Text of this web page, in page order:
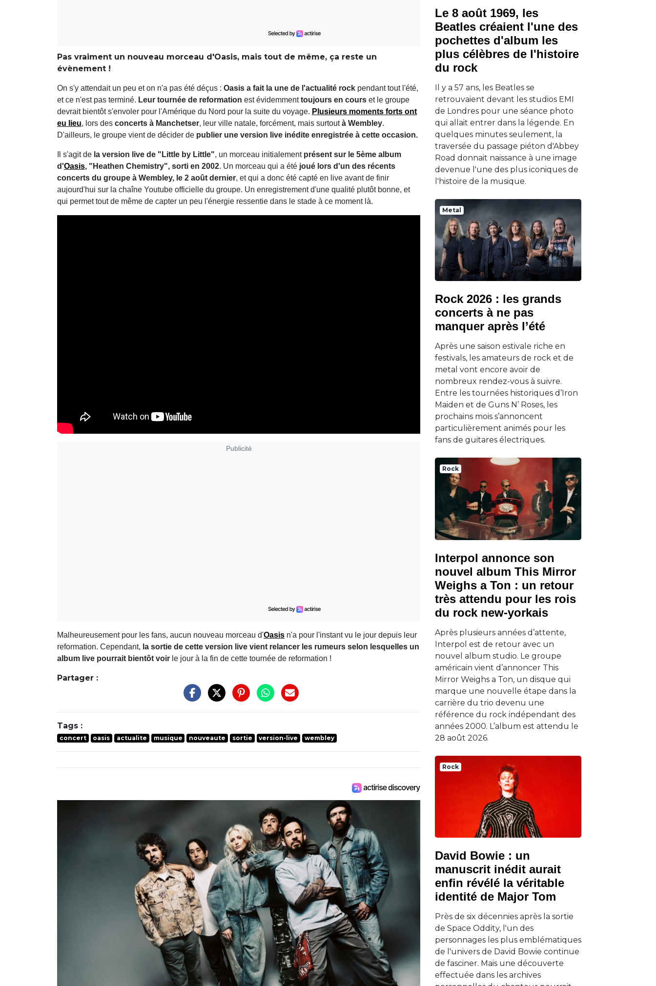
Pas vraiment un nouveau morceau d'Oasis, mais tout de même, ça reste un
évènement !
On s'y attendait un peu et on n'a pas été déçus : Oasis a fait la une de l'actualité rock pendant tout l'été,
et ce n'est pas terminé. Leur tournée de reformation est évidemmenttoujours en cours et le groupe
devrait bientôt s'envoler pour l'Amérique du Nord pour la suite du voyage. Plusieurs moments forts ont
eu lieu, lors des concerts à Manchetser, leur ville natale, forcément, mais surtoutà Wembley.
D'ailleurs, le groupe vient de décider de publier une version live inédite enregistrée à cette occasion.
Il s'agit de la version live de "Little by Little", un morceau initialementprésent sur le 5ème album
d'Oasis, "Heathen Chemistry", sorti en 2002. Un morceau qui a été joué lors d'un des récents
concerts du groupe à Wembley, le 2 août dernier, et qui a donc été capté en live avant de finir
aujourd'hui sur la chaîne Youtube officielle du groupe. Un enregistrement d'une qualité plutôt bonne, et
qui permet tout de même de capter un peu l'énergie ressentie dans le stade à ce moment là.
Publicité
Malheureusement pour les fans, aucun nouveau morceau d'Oasis n'a pour l'instant vu le jour depuis leur
reformation. Cependant, la sortie de cette version live vient relancer les rumeurs selon lesquelles un
album live pourrait bientôt voir le jour à la fin de cette tournée de reformation !
Partager :
Tags :
concert oasis actualite musique nouveaute sortie version-live wembley
Le 8 août 1969, les
Beatles créaient l'une des
pochettes d'album les
plus célèbres de l'histoire
du rock
Il y a 57 ans, les Beatles se
retrouvaient devant les studios EMI
de Londres pour une séance photo
qui allait entrer dans la légende. En
quelques minutes seulement, la
traversée du passage piéton d'Abbey
Road donnait naissance à une image
devenue l'une des plus iconiques de
l'histoire de la musique.
Metal
Rock 2026 : les grands
concerts à ne pas
manquer après l’été
Après une saison estivale riche en
festivals, les amateurs de rock et de
metal vont encore avoir de
nombreux rendez-vous à suivre.
Entre les tournées historiques d’Iron
Maiden et de Guns N’ Roses, les
prochains mois s’annoncent
particulièrement animés pour les
fans de guitares électriques.
Rock
Interpol annonce son
nouvel album This Mirror
Weighs a Ton : un retour
très attendu pour les rois
du rock new-yorkais
Après plusieurs années d’attente,
Interpol est de retour avec un
nouvel album studio. Le groupe
américain vient d’annoncer This
Mirror Weighs a Ton, un disque qui
marque une nouvelle étape dans la
carrière du trio devenu une
référence du rock indépendant des
années 2000. L’album est attendu le
28 août 2026.
Rock
David Bowie : un
manuscrit inédit aurait
enfin révélé la véritable
identité de Major Tom
Près de six décennies après la sortie
de Space Oddity, l'un des
personnages les plus emblématiques
de l'univers de David Bowie continue
de fasciner. Mais une découverte
effectuée dans les archives